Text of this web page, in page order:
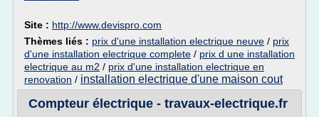
Site : http://www.devispro.com
Thèmes liés : prix d'une installation electrique neuve / prix
d'une installation electrique complete / prix d une installation
electrique au m2 / prix d'une installation electrique en
renovation / installation electrique d'une maison cout
Compteur électrique - travaux-electrique.fr